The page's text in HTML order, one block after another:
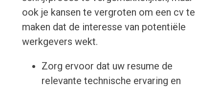
ook je kansen te vergroten om een cv te
maken dat de interesse van potentiële
werkgevers wekt.
Zorg ervoor dat uw resume de
relevante technische ervaring en